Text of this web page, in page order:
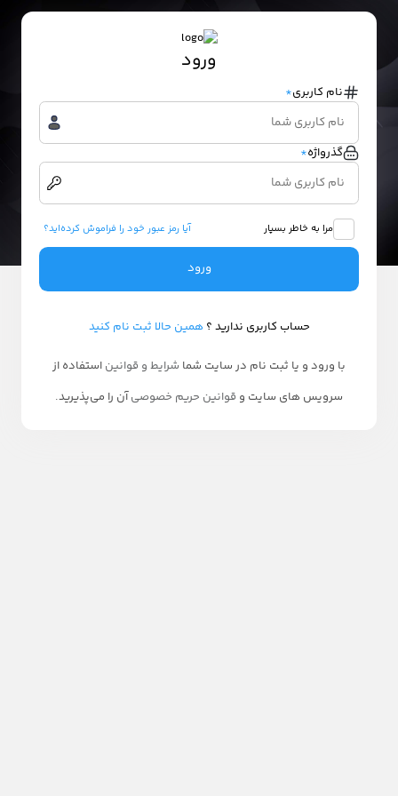
ورود
نام کاربری*
گذرواژه*
مرا به خاطر بسپار آیا رمز عبور خود را فراموش کرده‌اید؟
ورود
حساب کاربری ندارید ؟ همین حالا ثبت نام کنید
با ورود و یا ثبت نام در سایت شما شرایط و قوانین استفاده از
سرویس های سایت و قوانین حریم خصوصیآن را می‌پذیرید.